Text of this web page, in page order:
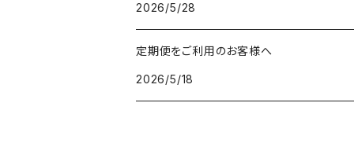
V3ネムリップ
2026/5/28
定期便をご利用のお客様へ
2026/5/18